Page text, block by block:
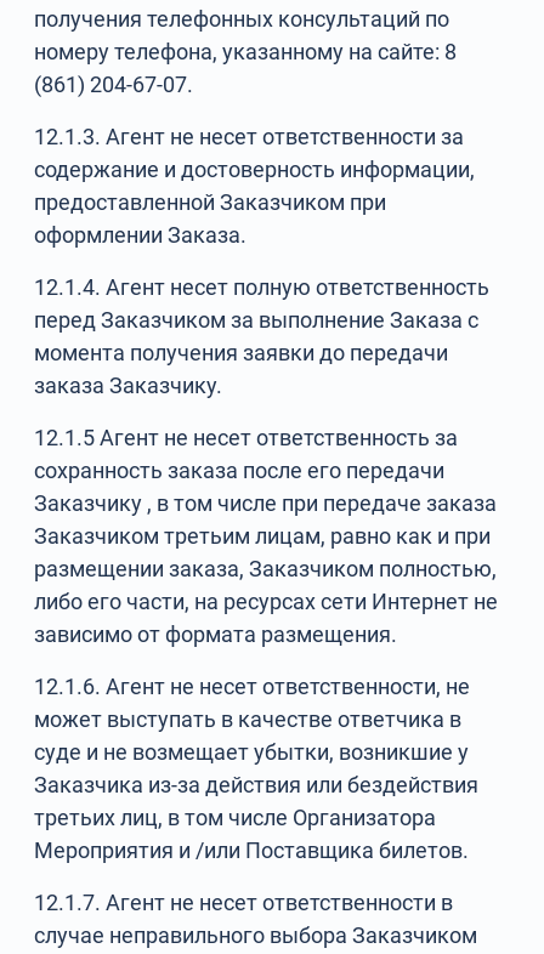
получения телефонных консультаций по
номеру телефона, указанному на сайте: 8
(861) 204-67-07.
12.1.3. Агент не несет ответственности за
содержание и достоверность информации,
предоставленной Заказчиком при
оформлении Заказа.
12.1.4. Агент несет полную ответственность
перед Заказчиком за выполнение Заказа с
момента получения заявки до передачи
заказа Заказчику.
12.1.5 Агент не несет ответственность за
сохранность заказа после его передачи
Заказчику , в том числе при передаче заказа
Заказчиком третьим лицам, равно как и при
размещении заказа, Заказчиком полностью,
либо его части, на ресурсах сети Интернет не
зависимо от формата размещения.
12.1.6. Агент не несет ответственности, не
может выступать в качестве ответчика в
суде и не возмещает убытки, возникшие у
Заказчика из-за действия или бездействия
третьих лиц, в том числе Организатора
Мероприятия и /или Поставщика билетов.
12.1.7. Агент не несет ответственности в
случае неправильного выбора Заказчиком